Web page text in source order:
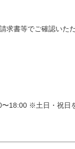
求書等でご確認いた
〜18:00 ※土日・祝日